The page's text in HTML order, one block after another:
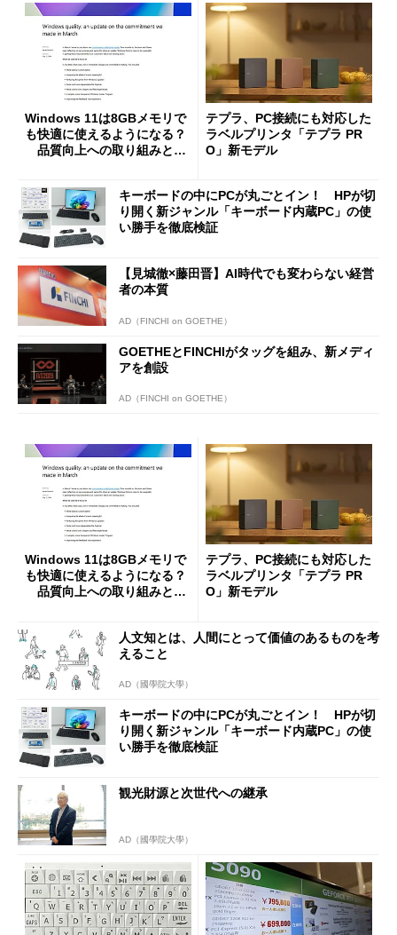
Windows 11は8GBメモリで
も快適に使えるようになる？
品質向上への取り組みと
テプラ、PC接続にも対応した
ラベルプリンタ「テプラ PR
O」新モデル
キーボードの中にPCが丸ごとイン！ HPが切
り開く新ジャンル「キーボード内蔵PC」の使
い勝手を徹底検証
【見城徹×藤田晋】AI時代でも変わらない経営
者の本質
AD（FINCHI on GOETHE）
GOETHEとFINCHIがタッグを組み、新メディ
アを創設
AD（FINCHI on GOETHE）
Windows 11は8GBメモリで
も快適に使えるようになる？
品質向上への取り組みと
テプラ、PC接続にも対応した
ラベルプリンタ「テプラ PR
O」新モデル
人文知とは、人間にとって価値のあるものを考
えること
AD（國學院大學）
キーボードの中にPCが丸ごとイン！ HPが切
り開く新ジャンル「キーボード内蔵PC」の使
い勝手を徹底検証
観光財源と次世代への継承
AD（國學院大學）